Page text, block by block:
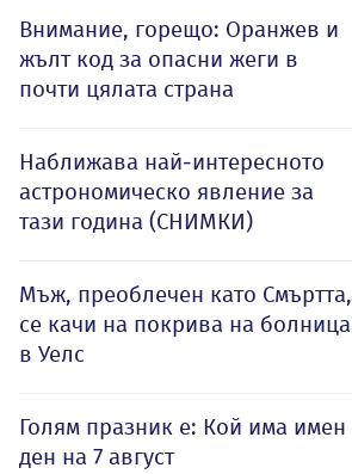
Внимание, горещо: Оранжев и
жълт код за опасни жеги в
почти цялата страна
Наближава най-интересното
астрономическо явление за
тази година (СНИМКИ)
Мъж, преоблечен като Смъртта,
се качи на покрива на болница
в Уелс
Голям празник е: Кой има имен
ден на 7 август